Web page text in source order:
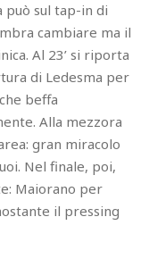
può sul tap-in di
cambiare ma il
Al 23’ si riporta
di Ledesma per
beffa
Alla mezzora
gran miracolo
Nel finale, poi,
Maiorano per
il pressing